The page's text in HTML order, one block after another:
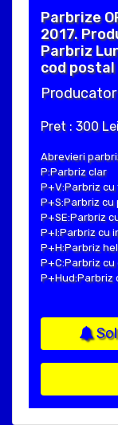
Parbrize
2017.
Parbriz
cod postal
Producator
Pret : 300
Abrevieri
P:Parbriz clar
P+V:Parbriz
P+S:Parbriz cu
P+SE:Parbriz
P+I:Parbriz cu
P+H:Parbriz
P+C:Parbriz cu
P+Hud:Parbriz